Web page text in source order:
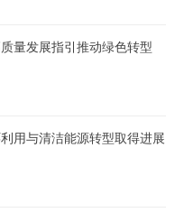
量发展指引推动绿色转型
用与清洁能源转型取得进展